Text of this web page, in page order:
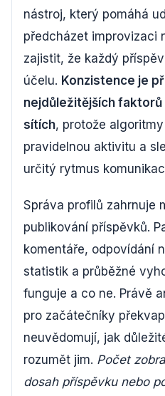
nástroj, který pomáhá
předcházet improvizaci
zajistit, že každý
účelu. Konzistence je
nejdůležitějších faktorů
sítích, protože
pravidelnou aktivitu a
určitý rytmus
Správa profilů zahrnuje
publikování příspěvků.
komentáře, odpovídání
statistik a průběžné
funguje a co ne. Právě
pro začátečníky
neuvědomují, jak
rozumět jim. Počet
dosah příspěvku nebo